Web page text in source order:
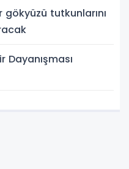
gökyüzü tutkunlarını
Dayanışması